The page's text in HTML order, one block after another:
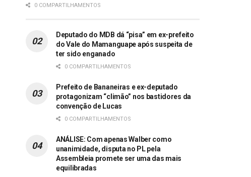
0 COMPARTILHAMENTOS
Deputado do MDB dá “pisa” em ex-prefeito
do Vale do Mamanguape após suspeita de
ter sido enganado
0 COMPARTILHAMENTOS
Prefeito de Bananeiras e ex-deputado
protagonizam “climão” nos bastidores da
convenção de Lucas
0 COMPARTILHAMENTOS
ANÁLISE: Com apenas Walber como
unanimidade, disputa no PL pela
Assembleia promete ser uma das mais
equilibradas